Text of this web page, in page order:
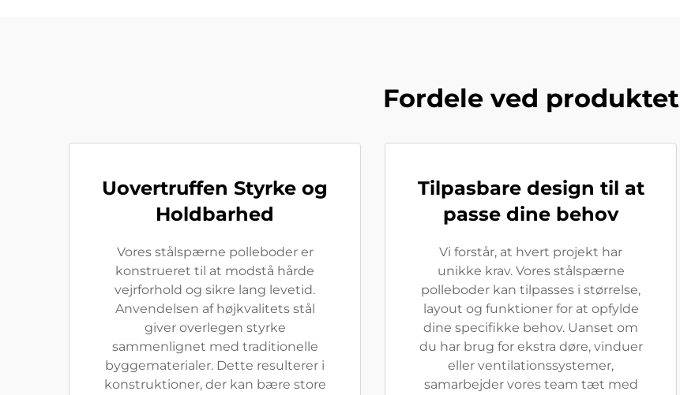
Fordele ved produktet
Uovertruffen Styrke og
Holdbarhed
Vores stålspærne polleboder er
konstrueret til at modstå hårde
vejrforhold og sikre lang levetid.
Anvendelsen af højkvalitets stål
giver overlegen styrke
sammenlignet med traditionelle
byggematerialer. Dette resulterer i
konstruktioner, der kan bære store
Tilpasbare design til at
passe dine behov
Vi forstår, at hvert projekt har
unikke krav. Vores stålspærne
polleboder kan tilpasses i størrelse,
layout og funktioner for at opfylde
dine specifikke behov. Uanset om
du har brug for ekstra døre, vinduer
eller ventilationssystemer,
samarbejder vores team tæt med